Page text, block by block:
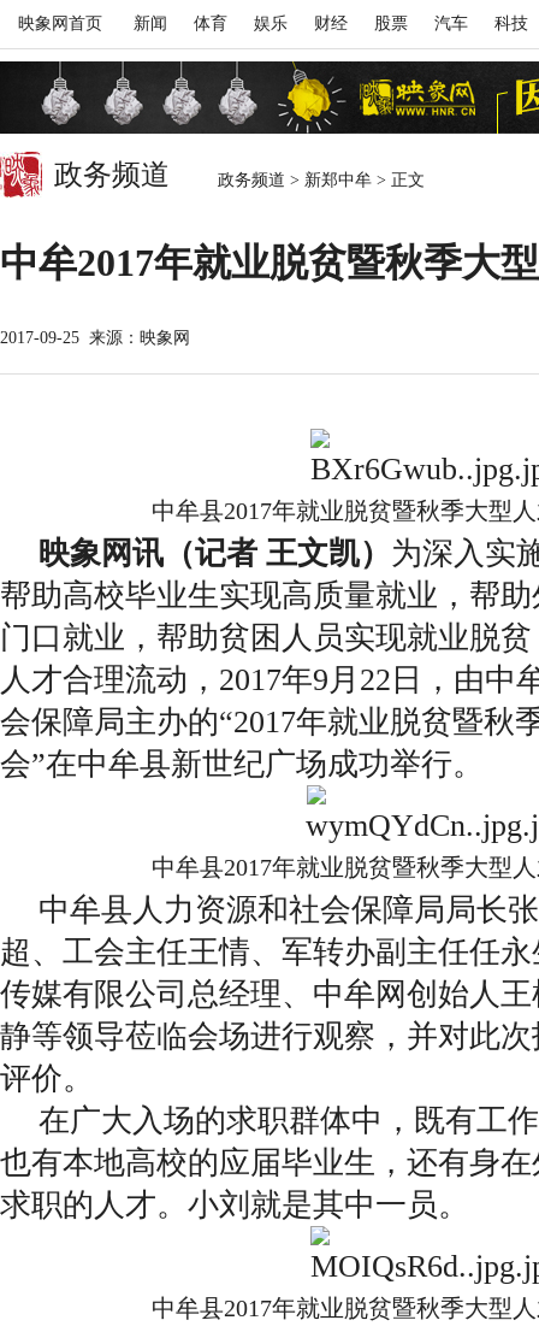
映象网首页 新闻 体育 娱乐 财经 股票 汽车 科技
政务频道 政务频道 > 新郑中牟 > 正文
中牟2017年就业脱贫暨秋季大
2017-09-25 来源：映象网
中牟县2017年就业脱贫暨秋季大型
映象网讯（记者 王文凯） 为深入实
帮助高校毕业生实现高质量就业，帮
门口就业，帮助贫困人员实现就业脱
人才合理流动，2017年9月22日，由中
会保障局主办的“2017年就业脱贫暨秋
会”在中牟县新世纪广场成功举行。
中牟县2017年就业脱贫暨秋季大型
中牟县人力资源和社会保障局局长
超、工会主任王情、军转办副主任任
传媒有限公司总经理、中牟网创始人
静等领导莅临会场进行观察，并对此
评价。
在广大入场的求职群体中，既有工
也有本地高校的应届毕业生，还有身
求职的人才。小刘就是其中一员。
中牟县2017年就业脱贫暨秋季大型